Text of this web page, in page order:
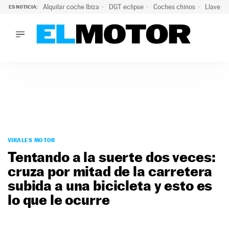
ES NOTICIA: Alquilar coche Ibiza DGT eclipse Coches chinos Llaves
PODCAST
MOTOS
TECNOLOGÍA
SUPERCOCHES
MOTORTV
VIRALES MOTOR
Tentando a la suerte dos veces:
cruza por mitad de la carretera
subida a una bicicleta y esto es
lo que le ocurre